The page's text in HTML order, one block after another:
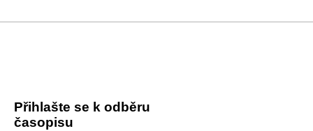
Přihlašte se k odběru
časopisu